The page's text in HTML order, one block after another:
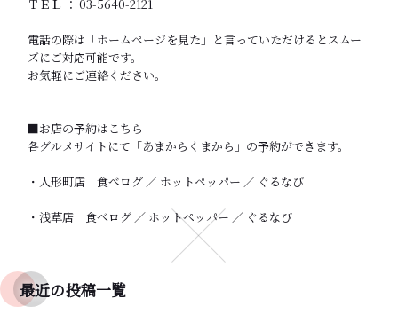
ＴＥＬ ： 03-5640-2121
電話の際は「ホームページを見た」と言っていただけるとスムー
ズにご対応可能です。
お気軽にご連絡ください。
■お店の予約はこちら
各グルメサイトにて「あまからくまから」の予約ができます。
・人形町店食べログ ／ ホットペッパー ／ ぐるなび
・浅草店食べログ ／ ホットペッパー ／ ぐるなび
最近の投稿一覧